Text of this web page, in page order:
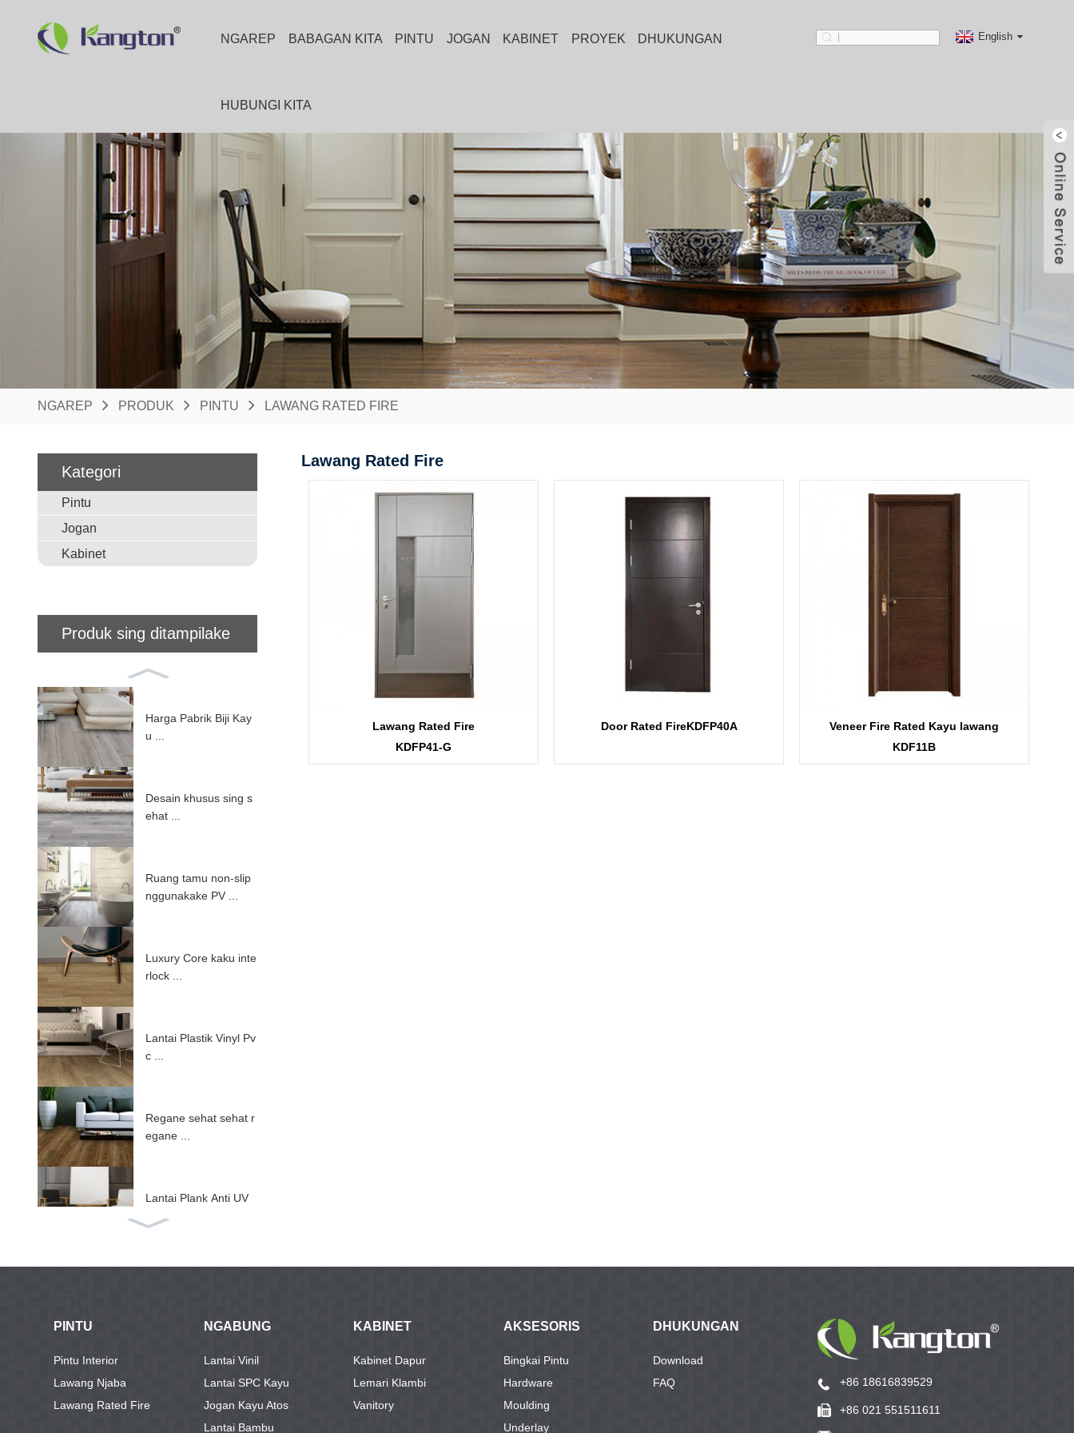
NGAREP BABAGAN KITA PINTU JOGAN KABINET PROYEK DHUKUNGAN
HUBUNGI KITA
English
NGAREP PRODUK PINTU LAWANG RATED FIRE
Kategori
Pintu
Jogan
Kabinet
Produk sing ditampilake
Harga Pabrik Biji Kay
u ...
Desain khusus sing s
ehat ...
Ruang tamu non-slip
nggunakake PV ...
Luxury Core kaku inte
rlock ...
Lantai Plastik Vinyl Pv
c ...
Regane sehat sehat r
egane ...
Lantai Plank Anti UV
SPC ...
Lantai SPC inti kaku A
Lawang Rated Fire
Lawang Rated Fire
KDFP41-G
Door Rated FireKDFP40A
Veneer Fire Rated Kayu lawang
KDF11B
PINTU
Pintu Interior
Lawang Njaba
Lawang Rated Fire
NGABUNG
Lantai Vinil
Lantai SPC Kayu
Jogan Kayu Atos
Lantai Bambu
KABINET
Kabinet Dapur
Lemari Klambi
Vanitory
AKSESORIS
Bingkai Pintu
Hardware
Moulding
Underlay
DHUKUNGAN
Download
FAQ
+86 18616839529
+86 021 551511611